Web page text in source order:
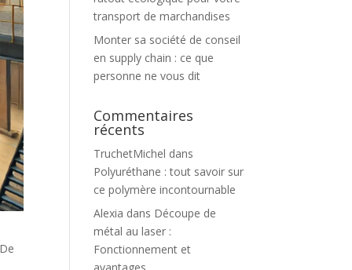
transport de marchandises
Monter sa société de conseil
en supply chain : ce que
personne ne vous dit
Commentaires
récents
TruchetMichel dans
Polyuréthane : tout savoir sur
ce polymère incontournable
Alexia dans Découpe de
métal au laser :
Fonctionnement et